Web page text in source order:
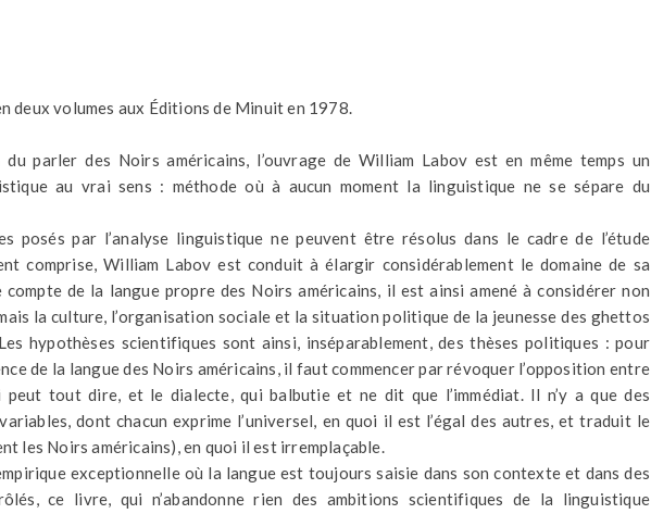
deux volumes aux Éditions de Minuit en 1978.
parler des Noirs américains, l’ouvrage de William Labov est en même temps un
au vrai sens : méthode où à aucun moment la linguistique ne se sépare du
posés par l’analyse linguistique ne peuvent être résolus dans le cadre de l’étude
comprise, William Labov est conduit à élargir considérablement le domaine de sa
de la langue propre des Noirs américains, il est ainsi amené à considérer non
la culture, l’organisation sociale et la situation politique de la jeunesse des ghettos
hypothèses scientifiques sont ainsi, inséparablement, des thèses politiques : pour
de la langue des Noirs américains, il faut commencer par révoquer l’opposition entre
tout dire, et le dialecte, qui balbutie et ne dit que l’immédiat. Il n’y a que des
dont chacun exprime l’universel, en quoi il est l’égal des autres, et traduit le
les Noirs américains), en quoi il est irremplaçable.
exceptionnelle où la langue est toujours saisie dans son contexte et dans des
ce livre, qui n’abandonne rien des ambitions scientifiques de la linguistique